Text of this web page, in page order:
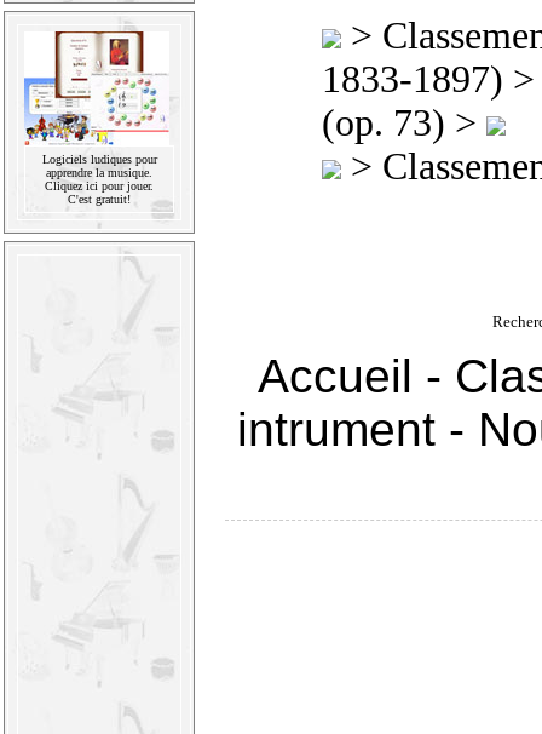
Logiciels ludiques pour
apprendre la musique.
Cliquez ici pour jouer.
C'est gratuit!
>
1833-1897)
(op. 73) >
>
Accueil -
intrument-